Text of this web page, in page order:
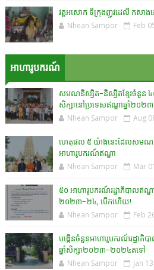
វត្តអសោក ទីក្រុងញូវដេលី កសាងដ
Nhean Sampor Feb
អាហារូបករណ៍
សមណនិស្សិត-និស្សិតខ្មែរចំនួន
សិក្សានៅប្រទេសឥណ្ឌាឆ្នាំ២០២៣
Nhean Sampor Aug
ហេតុផល ៥ យ៉ាងនេះដែលសមណនិ
អាហារូបករណ៍ឥណ្ឌា
Nhean Sampor Mar
៥០ អាហារូបករណ៍រដ្ឋាភិបាលឥ
២០២៣-២៤, បើកហើយ!
Nhean Sampor Feb
បង្កើនចំនួនអាហារូបករណ៍រដ្ឋា
ឆ្នាំសិក្សា២០២៣-២០២៤តទៅ
Nhean Sampor Jan